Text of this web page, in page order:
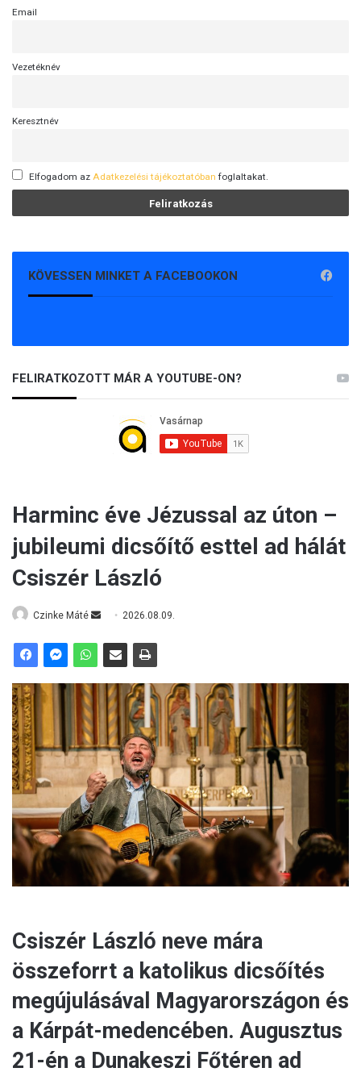
Email
Vezetéknév
Keresztnév
Elfogadom az Adatkezelési tájékoztatóban foglaltakat.
KÖVESSEN MINKET A FACEBOOKON
FELIRATKOZOTT MÁR A YOUTUBE-ON?